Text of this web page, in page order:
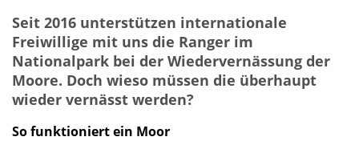
Seit 2016 unterstützen internationale
Freiwillige mit uns die Ranger im
Nationalpark bei der Wiedervernässung der
Moore. Doch wieso müssen die überhaupt
wieder vernässt werden?
So funktioniert ein Moor